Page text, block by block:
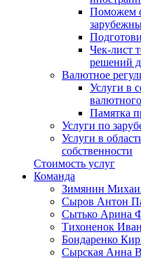
Поможем
Чек-лист
решений
Валютное
Услуги в
Памятка
Услуги по
Услуги в
собственности
Стоимость услуг
Команда
Зимянин
Сыров Антон
Сытько Арина
Тихоненок
Бондаренко
Сырская Анна